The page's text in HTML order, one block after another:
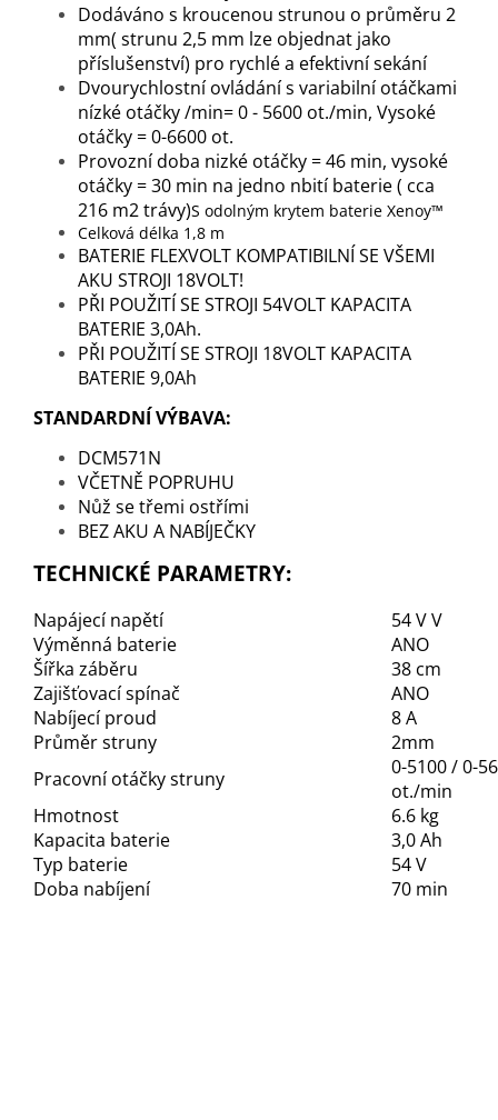
Dodáváno s kroucenou strunou o průměru 2
mm( strunu 2,5 mm lze objednat jako
příslušenství) pro rychlé a efektivní sekání
Dvourychlostní ovládání s variabilní otáčkami
nízké otáčky /min= 0 - 5600 ot./min, Vysoké
otáčky = 0-6600 ot.
Provozní doba nizké otáčky = 46 min, vysoké
otáčky = 30 min na jedno nbití baterie ( cca
216 m2 trávy)S odolným krytem baterie Xenoy™
Celková délka 1,8 m
BATERIE FLEXVOLT KOMPATIBILNÍ SE VŠEMI
AKU STROJI 18VOLT!
PŘI POUŽITÍ SE STROJI 54VOLT KAPACITA
BATERIE 3,0Ah.
PŘI POUŽITÍ SE STROJI 18VOLT KAPACITA
BATERIE 9,0Ah
STANDARDNÍ VÝBAVA:
DCM571N
VČETNĚ POPRUHU
Nůž se třemi ostřími
BEZ AKU A NABÍJEČKY
TECHNICKÉ PARAMETRY:
Napájecí napětí
54 V V
Výměnná baterie
ANO
Šířka záběru
38 cm
Zajišťovací spínač
ANO
Nabíjecí proud
8 A
Průměr struny
2mm
Pracovní otáčky struny
0-5100 / 0-
ot./min
Hmotnost
6.6 kg
Kapacita baterie
3,0 Ah
Typ baterie
54 V
Doba nabíjení
70 min